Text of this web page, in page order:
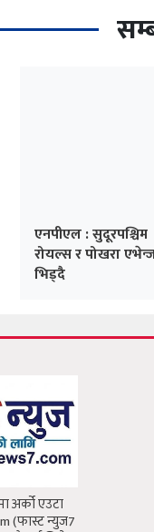
अर्को एउटा
(फास्ट न्युज7